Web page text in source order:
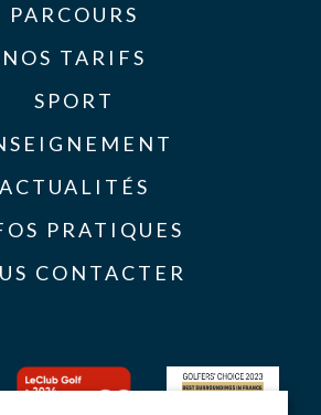
PARCOURS
NOS TARIFS
SPORT
ACTUALITÉS
PRATIQUES
CONTACTER